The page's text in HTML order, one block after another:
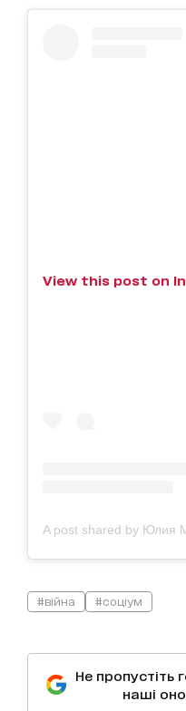
View this post on
#війна #соціум
Не пропустіть
наші